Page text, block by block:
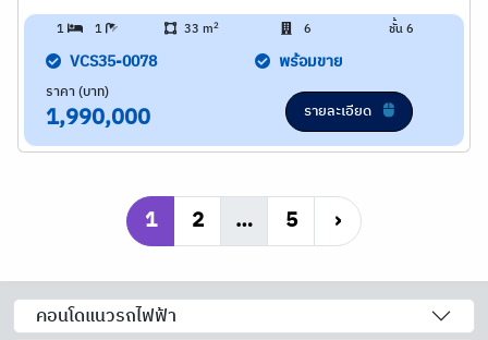
1 1 33 m2 6 ชั้น 6
VCS35-0078 พร้อมขาย
ราคา (บาท)
1,990,000 รายละเอียด
1 2 … 5 ›
คอนโดแนวรถไฟฟ้า